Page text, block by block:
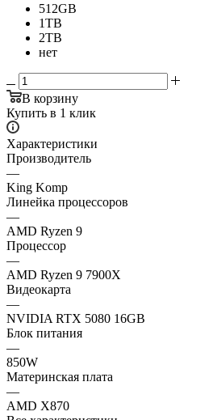
512GB
1TB
2TB
нет
В корзину
Купить в 1 клик
Характеристики
Производитель
—
King Komp
Линейка процессоров
—
AMD Ryzen 9
Процессор
—
AMD Ryzen 9 7900X
Видеокарта
—
NVIDIA RTX 5080 16GB
Блок питания
—
850W
Материнская плата
—
AMD X870